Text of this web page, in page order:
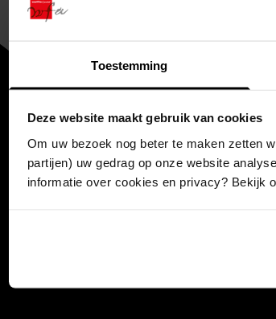
Toestemming
Deze website maakt gebruik van cookies
Om uw bezoek nog beter te maken zetten
partijen) uw gedrag op onze website
informatie over cookies en privacy? Bekijk